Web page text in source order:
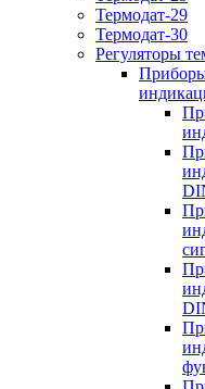
Термодат-29
Термодат-30
Регуляторы